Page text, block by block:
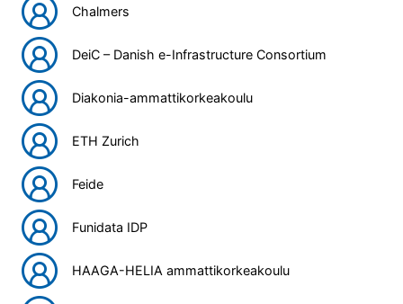
Chalmers
DeiC – Danish e-Infrastructure Consortium
Diakonia-ammattikorkeakoulu
ETH Zurich
Feide
Funidata IDP
HAAGA-HELIA ammattikorkeakoulu